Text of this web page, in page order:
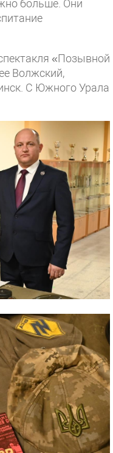
больше. Они
«Позывной
Волжский,
С Южного Урала